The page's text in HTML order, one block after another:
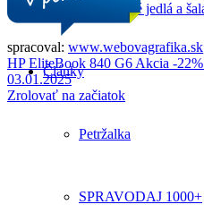
Zeleninové jedlá a
Články
Petržalka
SPRAVODAJ 1000+
spracoval: www.webovagrafika.sk
HP EliteBook 840 G6 Akcia -
03.01.2025
Zrolovať na začiatok